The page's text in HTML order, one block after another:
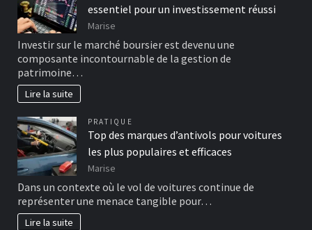
essentiel pour un investissement réussi
Marise
Investir sur le marché boursier est devenu une
composante incontournable de la gestion de
patrimoine…
Lire la suite
PRATIQUE
Top des marques d’antivols pour voitures
les plus populaires et efficaces
Marise
Dans un contexte où le vol de voitures continue de
représenter une menace tangible pour…
Lire la suite